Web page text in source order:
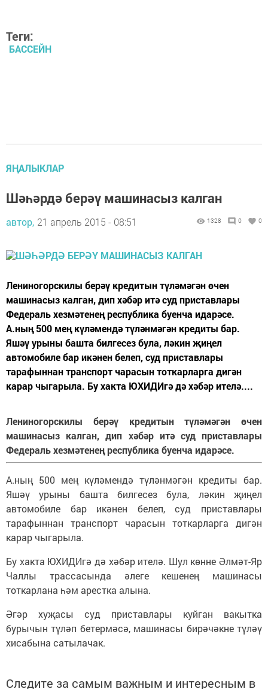
Теги:
БАССЕЙН
ЯҢАЛЫКЛАР
Шәһәрдә берәү машинасыз калган
автор, 21 апрель 2015 - 08:51 1328 0 0
Лениногорскилы берәү кредитын түләмәгән өчен
машинасыз калган, дип хәбәр итә суд приставлары
Федераль хезмәтенең республика буенча идарәсе.
А.ның 500 мең күләмендә түләнмәгән кредиты бар.
Яшәү урыны башта билгесез була, ләкин җиңел
автомобиле бар икәнен белеп, суд приставлары
тарафыннан транспорт чарасын тоткарларга дигән
карар чыгарыла. Бу хакта ЮХИДИгә дә хәбәр ителә....
Лениногорскилы берәү кредитын түләмәгән өчен
машинасыз калган, дип хәбәр итә суд приставлары
Федераль хезмәтенең республика буенча идарәсе.
А.ның 500 мең күләмендә түләнмәгән кредиты бар.
Яшәү урыны башта билгесез була, ләкин җиңел
автомобиле бар икәнен белеп, суд приставлары
тарафыннан транспорт чарасын тоткарларга дигән
карар чыгарыла.
Бу хакта ЮХИДИгә дә хәбәр ителә. Шул көнне Әлмәт-Яр
Чаллы трассасында әлеге кешенең машинасы
тоткарлана һәм арестка алына.
Әгәр хуҗасы суд приставлары куйган вакытка
бурычын түләп бетермәсә, машинасы бирәчәкне түләү
хисабына сатылачак.
Следите за самым важным и интересным в